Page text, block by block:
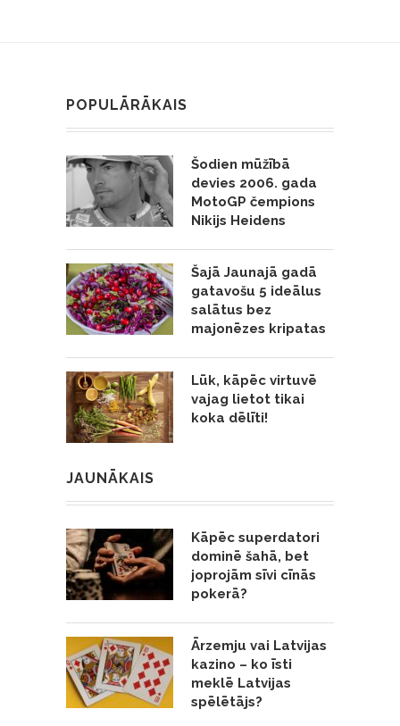
POPULĀRĀKAIS
Šodien mūžībā
devies 2006. gada
MotoGP čempions
Nikijs Heidens
Šajā Jaunajā gadā
gatavošu 5 ideālus
salātus bez
majonēzes kripatas
Lūk, kāpēc virtuvē
vajag lietot tikai
koka dēlīti!
JAUNĀKAIS
Kāpēc superdatori
dominē šahā, bet
joprojām sīvi cīnās
pokerā?
Ārzemju vai Latvijas
kazino – ko īsti
meklē Latvijas
spēlētājs?